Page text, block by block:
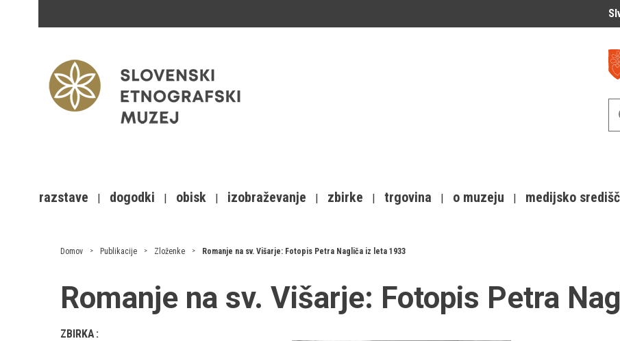
razstave dogodki obisk izobraževanje zbirke trgovina o muzeju medijsko
Domov Publikacije Zloženke Romanje na sv. Višarje: Fotopis Petra Nagliča iz leta 1933
Romanje na sv. Višarje: Fotopis Petra
ZBIRKA